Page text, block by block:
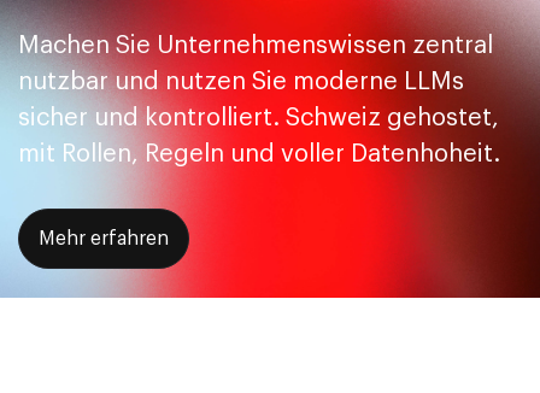
Machen Sie Unternehmenswissen zentral
nutzbar und nutzen Sie moderne LLMs
sicher und kontrolliert. Schweiz gehostet,
mit Rollen, Regeln und voller Datenhoheit.
Mehr erfahren